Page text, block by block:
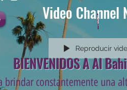
BIENVENIDOS A Al
brindar constantemente una
Video Channel
Reproducir